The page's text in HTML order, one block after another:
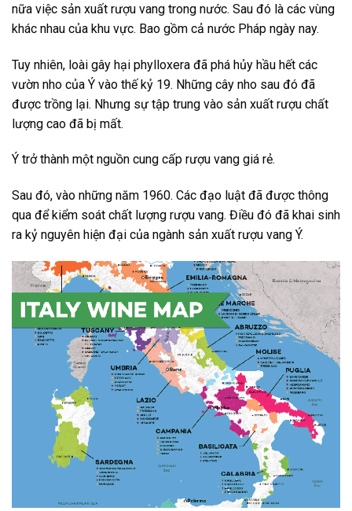
nữa việc sản xuất rượu vang trong nước. Sau đó là các vùng
khác nhau của khu vực. Bao gồm cả nước Pháp ngày nay.
Tuy nhiên, loài gây hại phylloxera đã phá hủy hầu hết các
vườn nho của Ý vào thế kỷ 19. Những cây nho sau đó đã
được trồng lại. Nhưng sự tập trung vào sản xuất rượu chất
lượng cao đã bị mất.
Ý trở thành một nguồn cung cấp rượu vang giá rẻ.
Sau đó, vào những năm 1960. Các đạo luật đã được thông
qua để kiểm soát chất lượng rượu vang. Điều đó đã khai sinh
ra kỷ nguyên hiện đại của ngành sản xuất rượu vang Ý.